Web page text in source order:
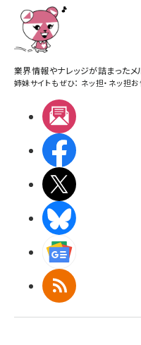
業界情報やナレッジが詰まったメ
姉妹サイトもぜひ： ネッ担・ ネッ担
RSS